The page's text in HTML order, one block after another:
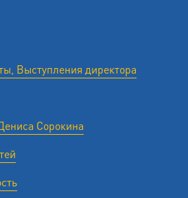
Выступления директора
Сорокина